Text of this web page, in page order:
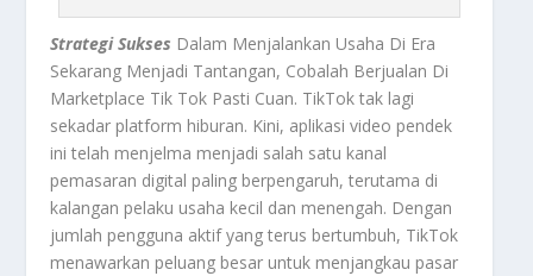
Strategi Sukses Dalam Menjalankan Usaha Di Era
Sekarang Menjadi Tantangan, Cobalah Berjualan Di
Marketplace Tik Tok Pasti Cuan. TikTok tak lagi
sekadar platform hiburan. Kini, aplikasi video pendek
ini telah menjelma menjadi salah satu kanal
pemasaran digital paling berpengaruh, terutama di
kalangan pelaku usaha kecil dan menengah. Dengan
jumlah pengguna aktif yang terus bertumbuh, TikTok
menawarkan peluang besar untuk menjangkau pasar